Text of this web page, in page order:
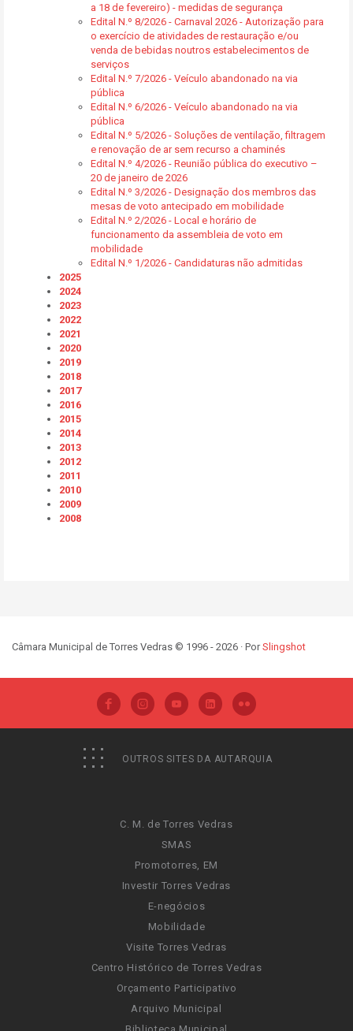
a 18 de fevereiro) - medidas de segurança
Edital N.º 8/2026 - Carnaval 2026 - Autorização para
o exercício de atividades de restauração e/ou
venda de bebidas noutros estabelecimentos de
serviços
Edital N.º 7/2026 - Veículo abandonado na via
pública
Edital N.º 6/2026 - Veículo abandonado na via
pública
Edital N.º 5/2026 - Soluções de ventilação, filtragem
e renovação de ar sem recurso a chaminés
Edital N.º 4/2026 - Reunião pública do executivo –
20 de janeiro de 2026
Edital N.º 3/2026 - Designação dos membros das
mesas de voto antecipado em mobilidade
Edital N.º 2/2026 - Local e horário de
funcionamento da assembleia de voto em
mobilidade
Edital N.º 1/2026 - Candidaturas não admitidas
2025
2024
2023
2022
2021
2020
2019
2018
2017
2016
2015
2014
2013
2012
2011
2010
2009
2008
Câmara Municipal de Torres Vedras © 1996 - 2026 · PorSlingshot
OUTROS SITES DA AUTARQUIA
C. M. de Torres Vedras
SMAS
Promotorres, EM
Investir Torres Vedras
E-negócios
Mobilidade
Visite Torres Vedras
Centro Histórico de Torres Vedras
Orçamento Participativo
Arquivo Municipal